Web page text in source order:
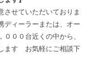
させていただいておりま
ィーラーまたは、オー
０００台近くの中から、
ます お気軽にご相談下